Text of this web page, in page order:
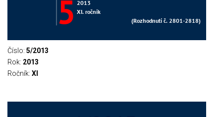
Číslo: 5/2013
Rok: 2013
Ročník: XI